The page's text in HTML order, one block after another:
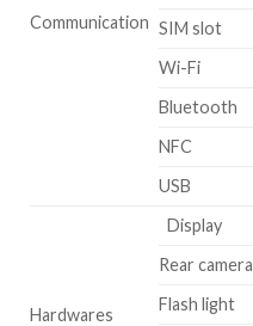
Communication SIM slot
Wi-Fi
Bluetooth
NFC
USB
Hardwares
Display
Rear camera
Flash light